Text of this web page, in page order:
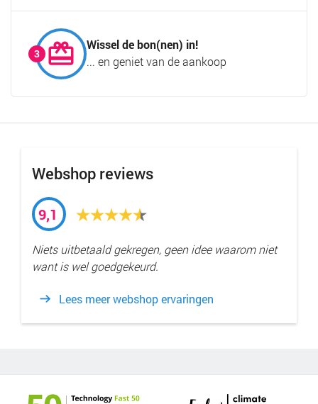
Wissel de bon(nen) in!
... en geniet van de aankoop
Webshop reviews
9,1
Niets uitbetaald gekregen, geen idee waarom niet
want is wel goedgekeurd.
Lees meer webshop ervaringen